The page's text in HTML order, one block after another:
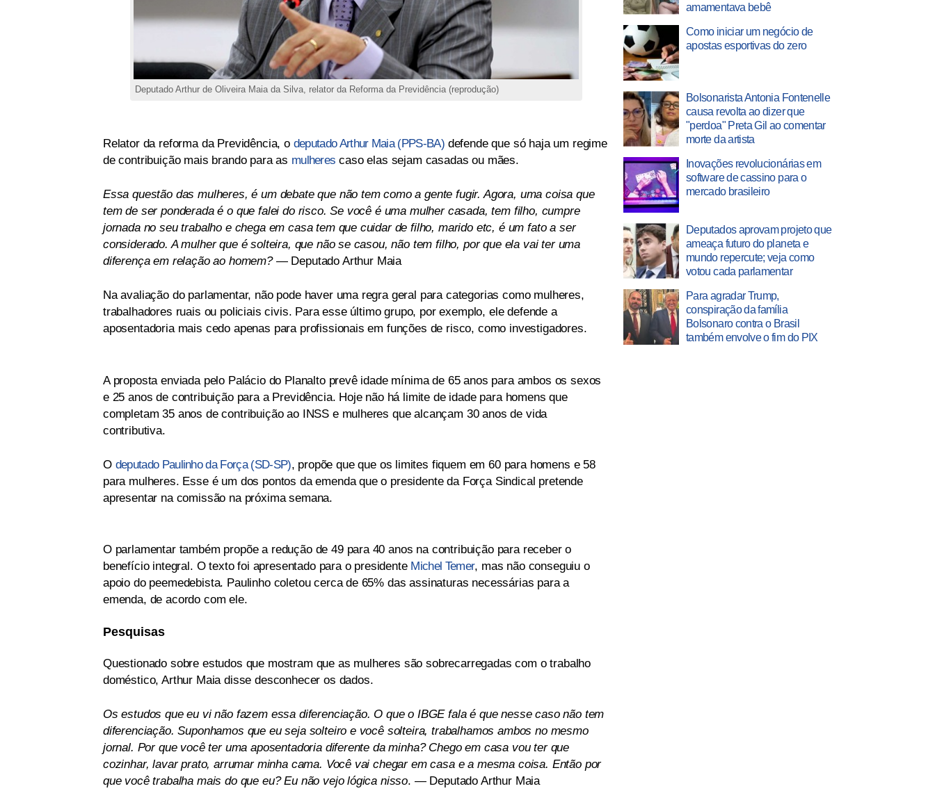
Deputado Arthur de Oliveira Maia da Silva, relator da Reforma da Previdência (reprodução)
Relator da reforma da Previdência, o deputado Arthur Maia (PPS-BA) defende que só haja um regime
de contribuição mais brando para as mulheres caso elas sejam casadas ou mães.
Essa questão das mulheres, é um debate que não tem como a gente fugir. Agora, uma coisa que
tem de ser ponderada é o que falei do risco. Se você é uma mulher casada, tem filho, cumpre
jornada no seu trabalho e chega em casa tem que cuidar de filho, marido etc, é um fato a ser
considerado. A mulher que é solteira, que não se casou, não tem filho, por que ela vai ter uma
diferença em relação ao homem?— Deputado Arthur Maia
Na avaliação do parlamentar, não pode haver uma regra geral para categorias como mulheres,
trabalhadores ruais ou policiais civis. Para esse último grupo, por exemplo, ele defende a
aposentadoria mais cedo apenas para profissionais em funções de risco, como investigadores.
A proposta enviada pelo Palácio do Planalto prevê idade mínima de 65 anos para ambos os sexos
e 25 anos de contribuição para a Previdência. Hoje não há limite de idade para homens que
completam 35 anos de contribuição ao INSS e mulheres que alcançam 30 anos de vida
contributiva.
O deputado Paulinho da Força (SD-SP), propõe que que os limites fiquem em 60 para homens e 58
para mulheres. Esse é um dos pontos da emenda que o presidente da Força Sindical pretende
apresentar na comissão na próxima semana.
O parlamentar também propõe a redução de 49 para 40 anos na contribuição para receber o
benefício integral. O texto foi apresentado para o presidente Michel Temer, mas não conseguiu o
apoio do peemedebista. Paulinho coletou cerca de 65% das assinaturas necessárias para a
emenda, de acordo com ele.
Pesquisas
Questionado sobre estudos que mostram que as mulheres são sobrecarregadas com o trabalho
doméstico, Arthur Maia disse desconhecer os dados.
Os estudos que eu vi não fazem essa diferenciação. O que o IBGE fala é que nesse caso não tem
diferenciação. Suponhamos que eu seja solteiro e você solteira, trabalhamos ambos no mesmo
jornal. Por que você ter uma aposentadoria diferente da minha? Chego em casa vou ter que
cozinhar, lavar prato, arrumar minha cama. Você vai chegar em casa e a mesma coisa. Então por
que você trabalha mais do que eu? Eu não vejo lógica nisso. — Deputado Arthur Maia
amamentava bebê
Como iniciar um negócio de
apostas esportivas do zero
Bolsonarista Antonia Fontenelle
causa revolta ao dizer que
"perdoa" Preta Gil ao comentar
morte da artista
Inovações revolucionárias em
software de cassino para o
mercado brasileiro
Deputados aprovam projeto que
ameaça futuro do planeta e
mundo repercute; veja como
votou cada parlamentar
Para agradar Trump,
conspiração da família
Bolsonaro contra o Brasil
também envolve o fim do PIX